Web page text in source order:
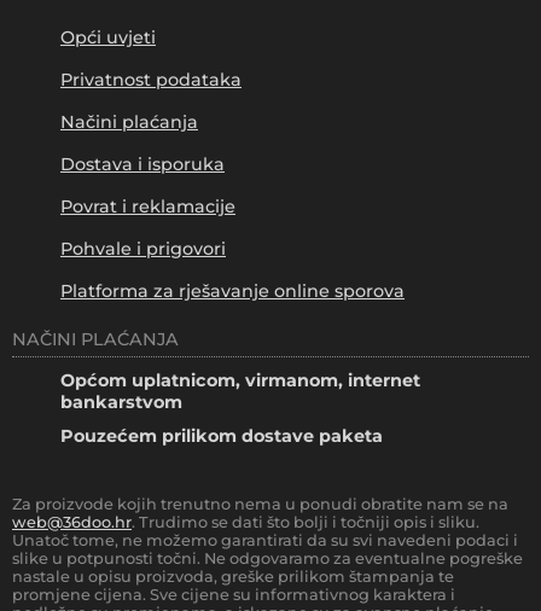
Opći uvjeti
Privatnost podataka
Načini plaćanja
Dostava i isporuka
Povrat i reklamacije
Pohvale i prigovori
Platforma za rješavanje online sporova
NAČINI PLAĆANJA
Općom uplatnicom, virmanom, internet
bankarstvom
Pouzećem prilikom dostave paketa
Za proizvode kojih trenutno nema u ponudi obratite nam se na
web@36doo.hr. Trudimo se dati što bolji i točniji opis i sliku.
Unatoč tome, ne možemo garantirati da su svi navedeni podaci i
slike u potpunosti točni. Ne odgovaramo za eventualne pogreške
nastale u opisu proizvoda, greške prilikom štampanja te
promjene cijena. Sve cijene su informativnog karaktera i